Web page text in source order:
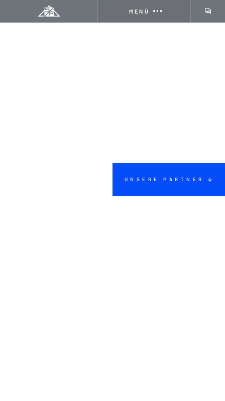
MENÜ
UNSERE PARTNER